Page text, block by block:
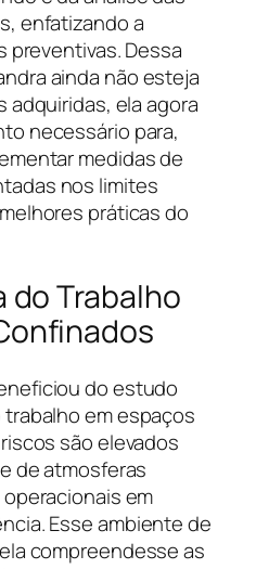
enfatizando a
preventivas. Dessa
ainda não esteja
adquiridas, ela agora
necessário para,
medidas de
nos limites
práticas do
do Trabalho
do estudo
em espaços
são elevados
de atmosferas
em
Esse ambiente de
compreendesse as